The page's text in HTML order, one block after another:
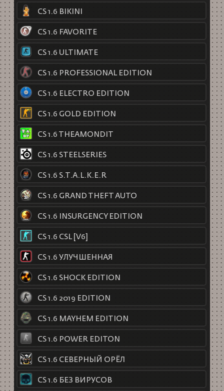
CS 1.6 BIKINI
CS 1.6 FAVORITE
CS 1.6 ULTIMATE
CS 1.6 PROFESSIONAL EDITION
CS 1.6 ELECTRO EDITION
CS 1.6 GOLD EDITION
CS 1.6 THEAMONDIT
CS 1.6 STEELSERIES
CS 1.6 S.T.A.L.K.E.R
CS 1.6 GRAND THEFT AUTO
CS 1.6 INSURGENCY EDITION
CS 1.6 CSL [V6]
CS 1.6 УЛУЧШЕННАЯ
CS 1.6 SHOCK EDITION
CS 1.6 2019 EDITION
CS 1.6 MAYHEM EDITION
CS 1.6 POWER EDITON
CS 1.6 СЕВЕРНЫЙ ОРЁЛ
CS 1.6 БЕЗ ВИРУСОВ